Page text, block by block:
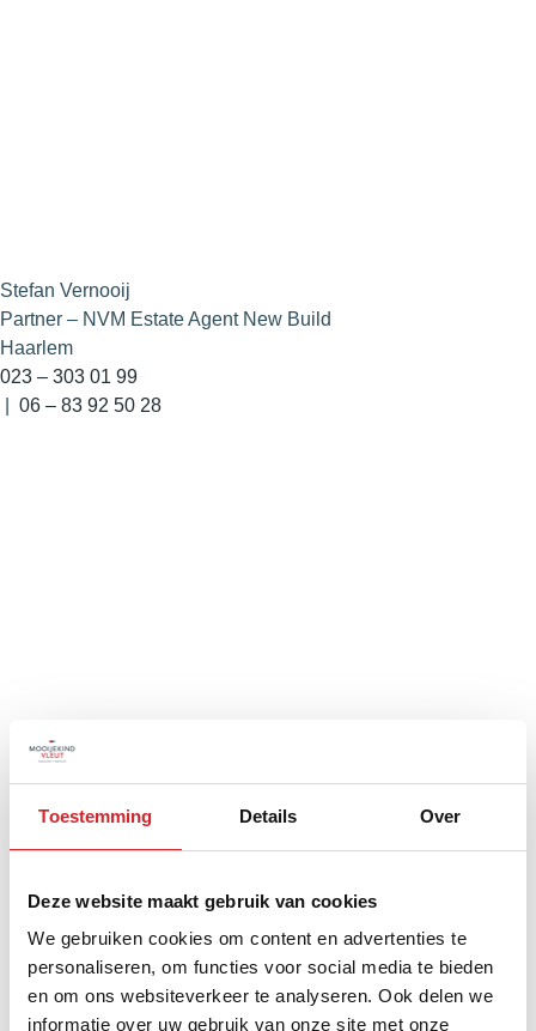
Toestemming Details Over
Deze website maakt gebruik van cookies
We gebruiken cookies om content en advertenties te
personaliseren, om functies voor social media te bieden
en om ons websiteverkeer te analyseren. Ook delen we
informatie over uw gebruik van onze site met onze
Stefan Vernooij
Partner – NVM Estate Agent New Build
Haarlem
023 – 303 01 99
06 – 83 92 50 28